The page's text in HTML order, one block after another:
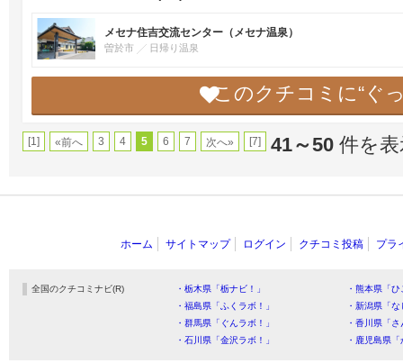
メセナ住吉交流センター（メセナ温泉）
曽於市 日帰り温泉
このクチコミに“ぐ
[1] «前へ 3 4 5 6 7 次へ» [7] 41～50 件を
ホーム サイトマップ ログイン クチコミ投稿 プラ
全国のクチコミナビ(R) ・栃木県「栃ナビ！」
・熊本県「
・福島県「ふくラボ！」
・新潟県「
・群馬県「ぐんラボ！」
・香川県「
・石川県「金沢ラボ！」
・鹿児島県